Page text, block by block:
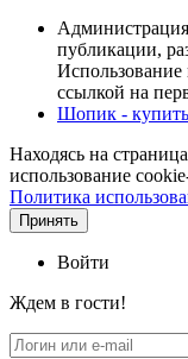
Администрация
публикации,
Использование
ссылкой на
Шопик -
Находясь на
использование
Политика
Принять
Войти
Ждем в гости!